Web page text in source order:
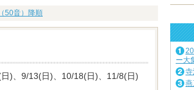
50音）降順
)、9/13(日)、10/18(日)、11/8(日)
ー大